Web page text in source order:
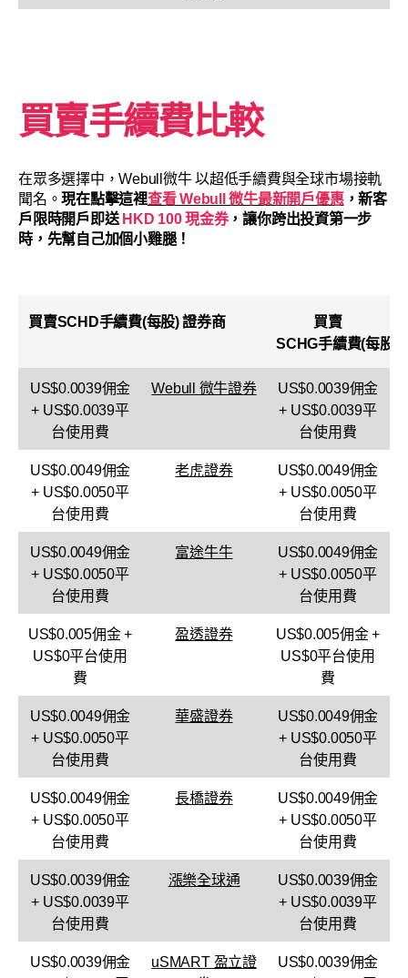
買賣手續費比較
在眾多選擇中，Webull微牛 以超低手續費與全球市場接軌
聞名。現在點擊這裡查看 Webull 微牛最新開戶優惠，新客
戶限時開戶即送 HKD 100 現金券，讓你跨出投資第一步
時，先幫自己加個小雞腿！
買賣SCHD手續費(每股) 證券商
買賣
SCHG手續費(每股)
US$0.0039佣金
+ US$0.0039平
台使用費
Webull 微牛證券
US$0.0039佣金
+ US$0.0039平
台使用費
US$0.0049佣金
+ US$0.0050平
台使用費
老虎證券
US$0.0049佣金
+ US$0.0050平
台使用費
US$0.0049佣金
+ US$0.0050平
台使用費
富途牛牛
US$0.0049佣金
+ US$0.0050平
台使用費
US$0.005佣金 +
US$0平台使用
費
盈透證券
US$0.005佣金 +
US$0平台使用
費
US$0.0049佣金
+ US$0.0050平
台使用費
華盛證券
US$0.0049佣金
+ US$0.0050平
台使用費
US$0.0049佣金
+ US$0.0050平
台使用費
長橋證券
US$0.0049佣金
+ US$0.0050平
台使用費
US$0.0039佣金
+ US$0.0039平
台使用費
漲樂全球通
US$0.0039佣金
+ US$0.0039平
台使用費
US$0.0039佣金
uSMART 盈立證
US$0.0039佣金